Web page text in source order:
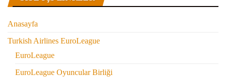
Anasayfa
Turkish Airlines EuroLeague
EuroLeague
EuroLeague Oyuncular Birliği